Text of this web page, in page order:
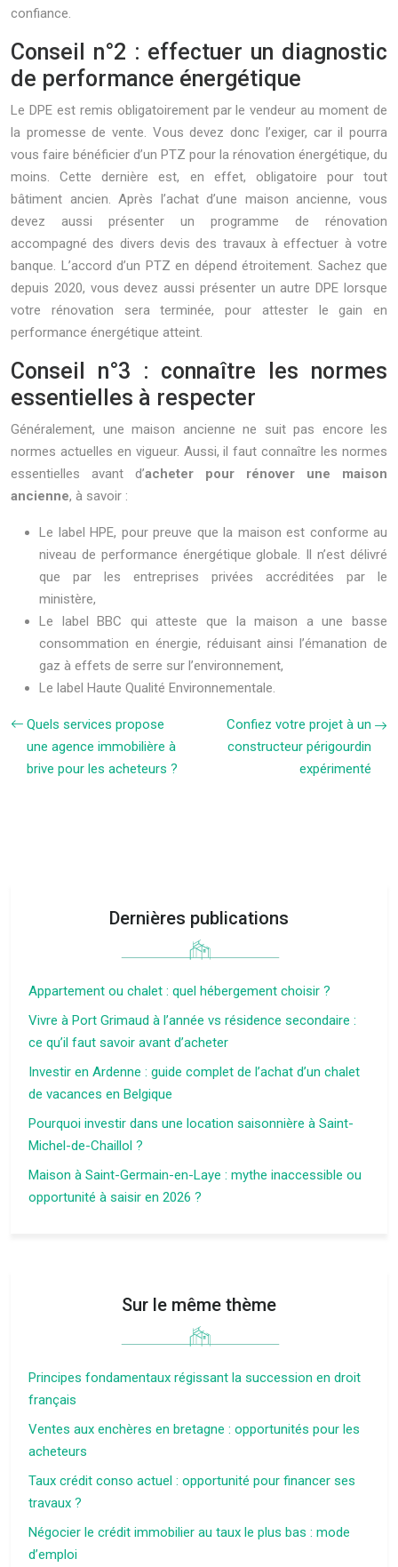
confiance.
Conseil n°2 : effectuer un diagnostic
de performance énergétique
Le DPE est remis obligatoirement par le vendeur au moment de
la promesse de vente. Vous devez donc l’exiger, car il pourra
vous faire bénéficier d’un PTZ pour la rénovation énergétique, du
moins. Cette dernière est, en effet, obligatoire pour tout
bâtiment ancien. Après l’achat d’une maison ancienne, vous
devez aussi présenter un programme de rénovation
accompagné des divers devis des travaux à effectuer à votre
banque. L’accord d’un PTZ en dépend étroitement. Sachez que
depuis 2020, vous devez aussi présenter un autre DPE lorsque
votre rénovation sera terminée, pour attester le gain en
performance énergétique atteint.
Conseil n°3 : connaître les normes
essentielles à respecter
Généralement, une maison ancienne ne suit pas encore les
normes actuelles en vigueur. Aussi, il faut connaître les normes
essentielles avant d’acheter pour rénover une maison
ancienne, à savoir :
Le label HPE, pour preuve que la maison est conforme au
niveau de performance énergétique globale. Il n’est délivré
que par les entreprises privées accréditées par le
ministère,
Le label BBC qui atteste que la maison a une basse
consommation en énergie, réduisant ainsi l’émanation de
gaz à effets de serre sur l’environnement,
Le label Haute Qualité Environnementale.
Quels services propose
une agence immobilière à
brive pour les acheteurs ?
Confiez votre projet à un
constructeur périgourdin
expérimenté
Dernières publications
Appartement ou chalet : quel hébergement choisir ?
Vivre à Port Grimaud à l’année vs résidence secondaire :
ce qu’il faut savoir avant d’acheter
Investir en Ardenne : guide complet de l’achat d’un chalet
de vacances en Belgique
Pourquoi investir dans une location saisonnière à Saint-
Michel-de-Chaillol ?
Maison à Saint-Germain-en-Laye : mythe inaccessible ou
opportunité à saisir en 2026 ?
Sur le même thème
Principes fondamentaux régissant la succession en droit
français
Ventes aux enchères en bretagne : opportunités pour les
acheteurs
Taux crédit conso actuel : opportunité pour financer ses
travaux ?
Négocier le crédit immobilier au taux le plus bas : mode
d’emploi